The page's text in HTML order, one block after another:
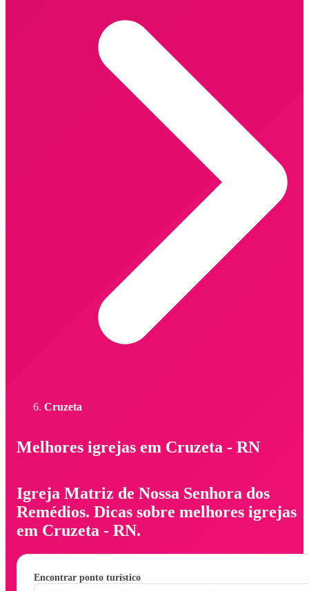
Cruzeta
Melhores igrejas em Cruzeta - RN
Igreja Matriz de Nossa Senhora dos
Remédios. Dicas sobre melhores igrejas
em Cruzeta - RN.
Encontrar ponto turístico